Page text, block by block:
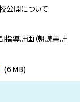
公開について
指導計画（朝読書計
(6 MB)